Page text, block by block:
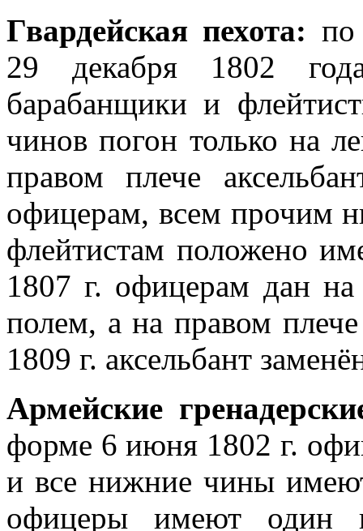
Гвардейская пехота: по
29 декабря 1802
барабанщики и
чинов погон только на
правом плече
офицерам, всем прочим
флейтистам положено
1807 г. офицерам дан
полем, а на правом
1809 г. аксельбант
Армейские
форме 6 июня 1802 г.
и все нижние чины
офицеры имеют один